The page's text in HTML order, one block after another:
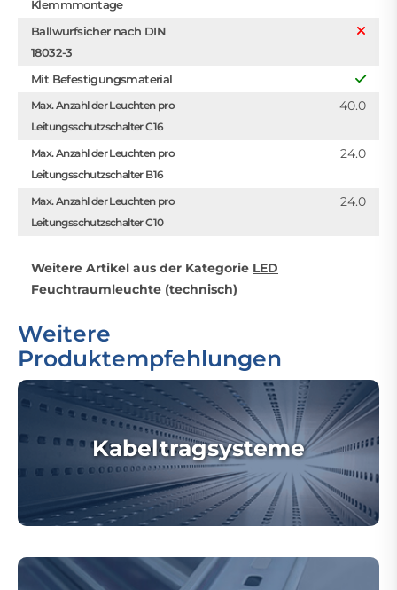
Klemmmontage
Ballwurfsicher nach DIN
18032-3
Mit Befestigungsmaterial
Max. Anzahl der Leuchten pro
Leitungsschutzschalter C16
40.0
Max. Anzahl der Leuchten pro
Leitungsschutzschalter B16
24.0
Max. Anzahl der Leuchten pro
Leitungsschutzschalter C10
24.0
Weitere Artikel aus der Kategorie LED
Feuchtraumleuchte (technisch)
Weitere
Produktempfehlungen
Kabeltragsysteme